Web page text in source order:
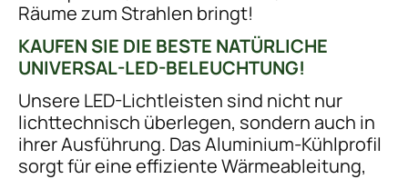
Räume zum Strahlen bringt!
KAUFEN SIE DIE BESTE NATÜRLICHE
UNIVERSAL-LED-BELEUCHTUNG!
Unsere LED-Lichtleisten sind nicht nur
lichttechnisch überlegen, sondern auch in
ihrer Ausführung. Das Aluminium-Kühlprofil
sorgt für eine effiziente Wärmeableitung,